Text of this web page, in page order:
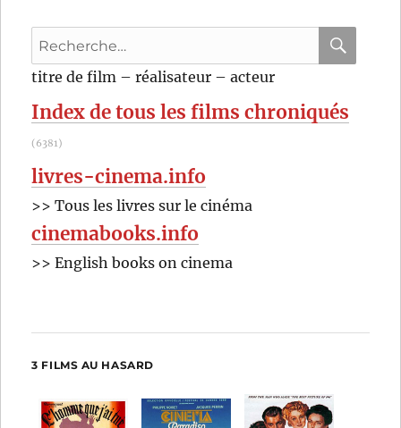
Recherche
pour
:
titre de film – réalisateur – acteur
Index de tous les films chroniqués
(6381)
livres-cinema.info
>> Tous les livres sur le cinéma
cinemabooks.info
>> English books on cinema
3 FILMS AU HASARD